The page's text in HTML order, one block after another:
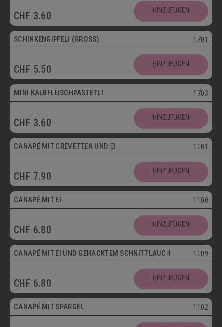
CHF 3.60 HINZUFÜGEN
SCHINKENGIPFELI (GROSS) 1701
CHF 5.50 HINZUFÜGEN
Mini
MINI KALBFLEISCHPASTETLI 1703
CHF 3.60 HINZUFÜGEN
CANAPÉ MIT CREVETTEN UND EI 1101
CHF 7.90 HINZUFÜGEN
Vegetarisch
CANAPÉ MIT EI 1100
CHF 6.80 HINZUFÜGEN
Vegetarisch
CANAPÉ MIT EI UND GEHACKTEM SCHNITTLAUCH 1109
CHF 6.80 HINZUFÜGEN
CANAPÉ MIT SPARGEL 1102